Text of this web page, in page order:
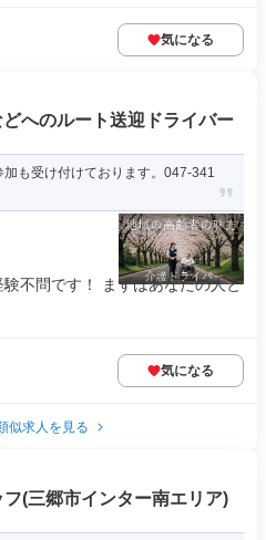
気になる
へのルート送迎ドライバー
も受け付けております。047-341
不問です！ まずはあなたの人と
気になる
似求人を見る
(三郷市インター南エリア)